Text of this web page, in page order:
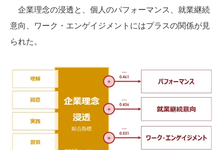
企業理念の浸透と、個人のパフォーマンス、就業継続
意向、ワーク・エンゲイジメントにはプラスの関係が見
られた。